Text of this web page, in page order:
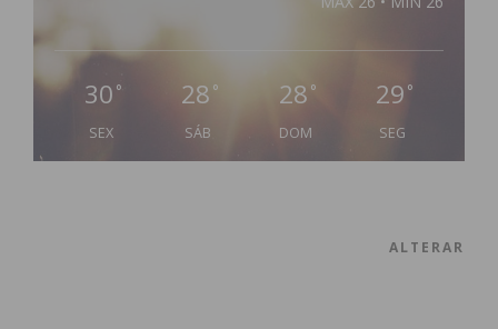
30 °
SEX
28 °
SÁB
28 °
DOM
29 °
SEG
ALTERAR